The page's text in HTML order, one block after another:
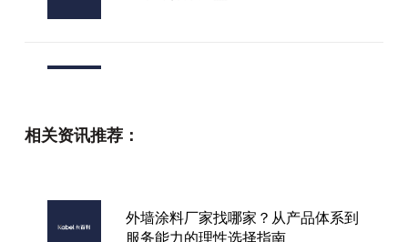
相关资讯推荐：
外墙涂料厂家找哪家？从产品体系到
服务能力的理性选择指南